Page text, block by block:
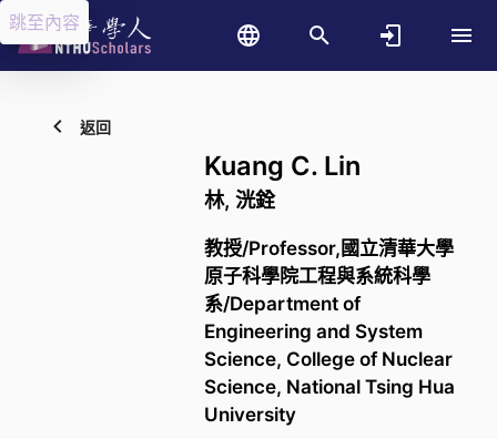
跳至內容
返回
Kuang C. Lin
林, 洸銓
教授/Professor,國立清華大學
原子科學院工程與系統科學
系/Department of
Engineering and System
Science, College of Nuclear
Science, National Tsing Hua
University